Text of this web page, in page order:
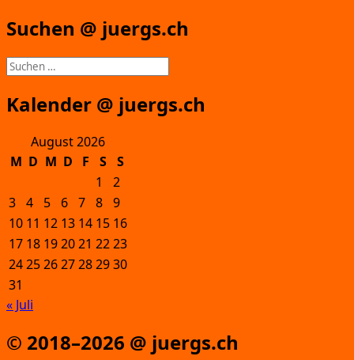
Suchen @ juergs.ch
Suchen
nach:
Kalender @ juergs.ch
August 2026
M D M D F S
S
1
2
3 4 5 6 7 8 9
10 11 12 13 14 15 16
17 18 192021 2223
24252627282930
31
« Juli
© 2018–2026 @ juergs.ch